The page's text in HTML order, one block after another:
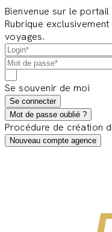
Bienvenue sur le
Rubrique
voyages.
Se souvenir de moi
Se connecter
Mot de passe oublié ?
Procédure de création
Nouveau compte agence